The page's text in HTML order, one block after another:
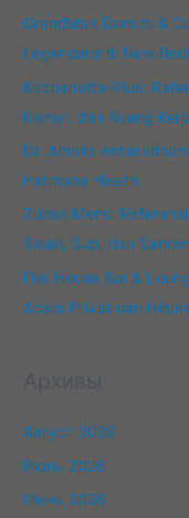
If
They’re
To
Snuff
:GrandMa’s Donuts &
Legendaris di New
Kitchenette-Plus:
Kamar, dan Ruang
Dr. Amalia
Hormone Health
Zupas Menu:
Salad, Sup, dan
Fire House Bar &
Acara Privat dan
Август 2026
Июль 2026
Июнь 2026